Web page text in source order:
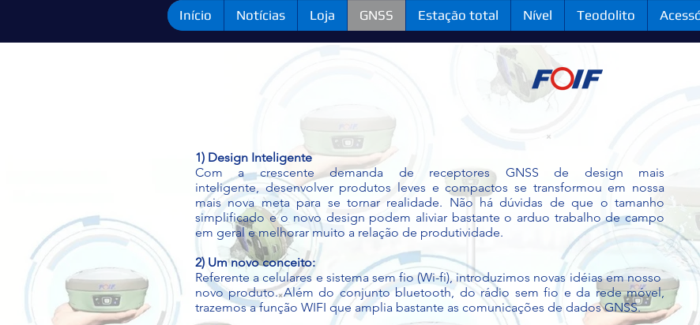
Início Notícias Loja GNSS Estação total Nível Teodolito
Novo receptor GNSS A90
1) Design Inteligente
Com a crescente demanda de receptores GNSS de design mais
inteligente, desenvolver produtos leves e compactos se transformou em nossa
mais nova meta para se tornar realidade. Não há dúvidas de que o tamanho
simplificado e o novo design podem aliviar bastante o arduo trabalho de campo
em geral e melhorar muito a relação de produtividade.
2) Um novo conceito:
Referente a celulares e sistema sem fio (Wi-fi), introduzimos novas idéias em nosso
novo produto. Além do conjunto bluetooth, do rádio sem fio e da rede móvel,
trazemos a função WIFI que amplia bastante as comunicações de dados GNSS.